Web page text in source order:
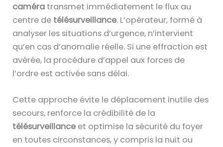
caméra transmet immédiatement le flux au
centre de télésurveillance. L’opérateur, formé à
analyser les situations d’urgence, n’intervient
qu’en cas d’anomalie réelle. Si une effraction est
avérée, la procédure d’appel aux forces de
l’ordre est activée sans délai.
Cette approche évite le déplacement inutile des
secours, renforce la crédibilité de la
télésurveillance et optimise la sécurité du foyer
en toutes circonstances, y compris la nuit ou